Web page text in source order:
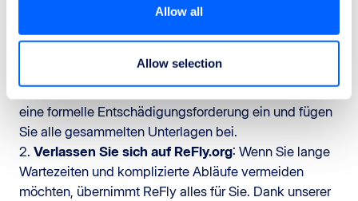
Allow all
Allow selection
Um eventuelle Ansprüche zu erleichtern, bewahren Sie
So könnten Sie vorgehen:
1.Kontaktieren Sie die Fluggesellschaft: Reichen Sie
eine formelle Entschädigungsforderung ein und fügen
Sie alle gesammelten Unterlagen bei.
2. Verlassen Sie sich auf ReFly.org: Wenn Sie lange
Wartezeiten und komplizierte Abläufe vermeiden
möchten, übernimmt ReFly alles für Sie. Dank unserer